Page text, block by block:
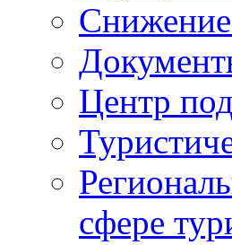
Центр
сфере